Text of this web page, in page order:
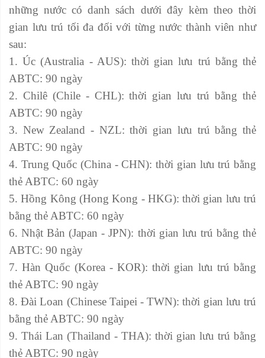
những nước có danh sách dưới đây kèm theo thời
gian lưu trú tối đa đối với từng nước thành viên như
sau:
1. Úc (Australia - AUS): thời gian lưu trú bằng thẻ
ABTC: 90 ngày
2. Chilê (Chile - CHL): thời gian lưu trú bằng thẻ
ABTC: 90 ngày
3. New Zealand - NZL: thời gian lưu trú bằng thẻ
ABTC: 90 ngày
4. Trung Quốc (China - CHN): thời gian lưu trú bằng
thẻ ABTC: 60 ngày
5. Hồng Kông (Hong Kong - HKG): thời gian lưu trú
bằng thẻ ABTC: 60 ngày
6. Nhật Bản (Japan - JPN): thời gian lưu trú bằng thẻ
ABTC: 90 ngày
7. Hàn Quốc (Korea - KOR): thời gian lưu trú bằng
thẻ ABTC: 90 ngày
8. Đài Loan (Chinese Taipei - TWN): thời gian lưu trú
bằng thẻ ABTC: 90 ngày
9. Thái Lan (Thailand - THA): thời gian lưu trú bằng
thẻ ABTC: 90 ngày